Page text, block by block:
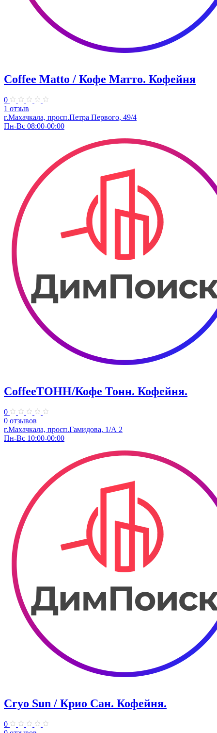
Coffee Matto / Кофе Матто. Кофейня
0
1 отзыв
г.Махачкала, ​просп.Петра Первого, 49/4
Пн-Вс 08:00-00:00
CoffeeТОНН/Кофе Тонн. Кофейня.
0
0 отзывов
г.Махачкала, просп.Гамидова, 1/А 2
Пн-Вс 10:00-00:00
Cryo Sun / Крио Сан. Кофейня.
0